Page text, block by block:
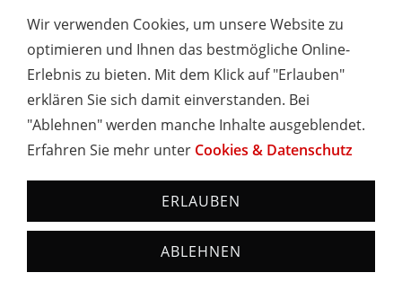
Wir verwenden Cookies, um unsere Website zu
optimieren und Ihnen das bestmögliche Online-
Erlebnis zu bieten. Mit dem Klick auf "Erlauben"
erklären Sie sich damit einverstanden. Bei
"Ablehnen" werden manche Inhalte ausgeblendet.
Erfahren Sie mehr unter Cookies & Datenschutz
ERLAUBEN
ABLEHNEN